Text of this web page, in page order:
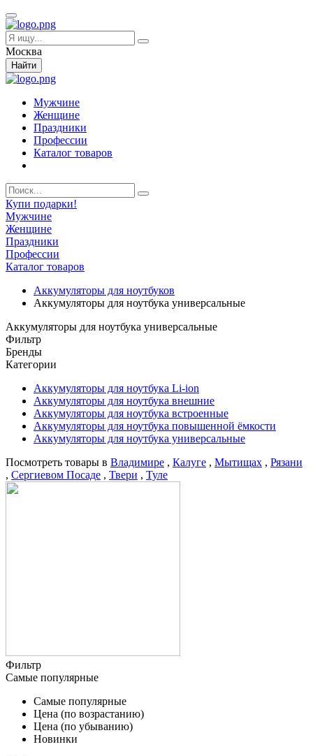
Москва
Найти
Мужчине
Женщине
Праздники
Профессии
Каталог товаров
Купи подарки!
Мужчине
Женщине
Праздники
Профессии
Каталог товаров
Аккумуляторы для ноутбуков
Аккумуляторы для ноутбука универсальные
Аккумуляторы для ноутбука универсальные
Фильтр
Бренды
Категории
Аккумуляторы для ноутбука Li-ion
Аккумуляторы для ноутбука внешние
Аккумуляторы для ноутбука встроенные
Аккумуляторы для ноутбука повышенной ёмкости
Аккумуляторы для ноутбука универсальные
Посмотреть товары в Владимире , Калуге , Мытищах , Рязани
, Сергиевом Посаде , Твери , Туле
Фильтр
Самые популярные
Самые популярные
Цена (по возрастанию)
Цена (по убыванию)
Новинки